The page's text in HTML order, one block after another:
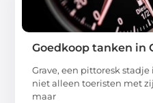
Goedkoop tanken in
Grave, een pittoresk
niet alleen toeristen met
maar